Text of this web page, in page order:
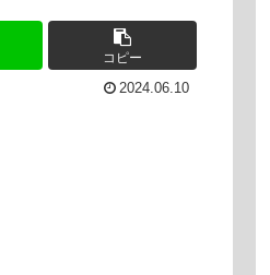
コピー
2024.06.10